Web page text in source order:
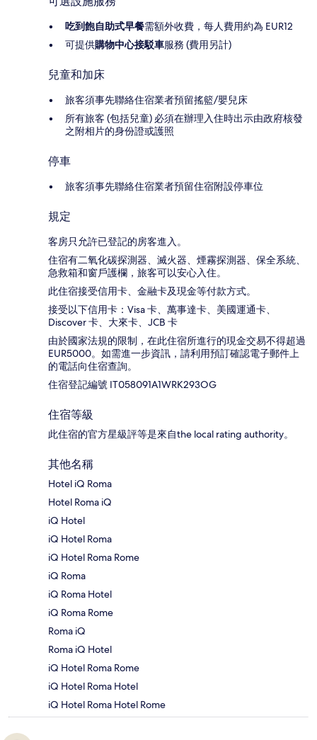
吃到飽自助式早餐需額外收費，每人費用約為 EUR12
可提供購物中心接駁車服務 (費用另計)
兒童和加床
旅客須事先聯絡住宿業者預留搖籃/嬰兒床
所有旅客 (包括兒童) 必須在辦理入住時出示由政府核發
之附相片的身份證或護照
停車
旅客須事先聯絡住宿業者預留住宿附設停車位
規定
客房只允許已登記的房客進入。
住宿有二氧化碳探測器、滅火器、煙霧探測器、保全系統、
急救箱和窗戶護欄，旅客可以安心入住。
此住宿接受信用卡、金融卡及現金等付款方式。
接受以下信用卡：Visa 卡、萬事達卡、美國運通卡、
Discover 卡、大來卡、JCB 卡
由於國家法規的限制，在此住宿所進行的現金交易不得超過
EUR5000。如需進一步資訊，請利用預訂確認電子郵件上
的電話向住宿查詢。
住宿登記編號 IT058091A1WRK293OG
住宿等級
此住宿的官方星級評等是來自the local rating authority。
其他名稱
Hotel iQ Roma
Hotel Roma iQ
iQ Hotel
iQ Hotel Roma
iQ Hotel Roma Rome
iQ Roma
iQ Roma Hotel
iQ Roma Rome
Roma iQ
Roma iQ Hotel
iQ Hotel Roma Rome
iQ Hotel Roma Hotel
iQ Hotel Roma Hotel Rome